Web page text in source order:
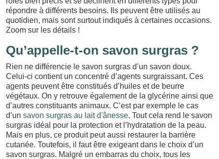
répondre à différents besoins. Ils peuvent être utilisés au
quotidien, mais sont surtout indiqués à certaines occasions.
Zoom sur les détails !
Qu’appelle-t-on savon surgras ?
Rien ne différencie le savon surgras d’un savon doux.
Celui-ci contient un concentré d’agents surgraissant. Ces
agents peuvent être constitués d’huiles et de beurre
végétaux. On y retrouve également de la glycérine ainsi que
d’autres constituants animaux. C’est par exemple le cas
d’un savon surgras au lait d'ânesse. Tout cela rend le savon
surgras idéal pour la protection et l’hydratation de la peau.
Mais en plus, ce produit peut aussi restaurer la barrière
cutanée. Toutefois, il faut être exigeant dans le choix d’un
savon surgras. Malgré un embarras du choix, tous les